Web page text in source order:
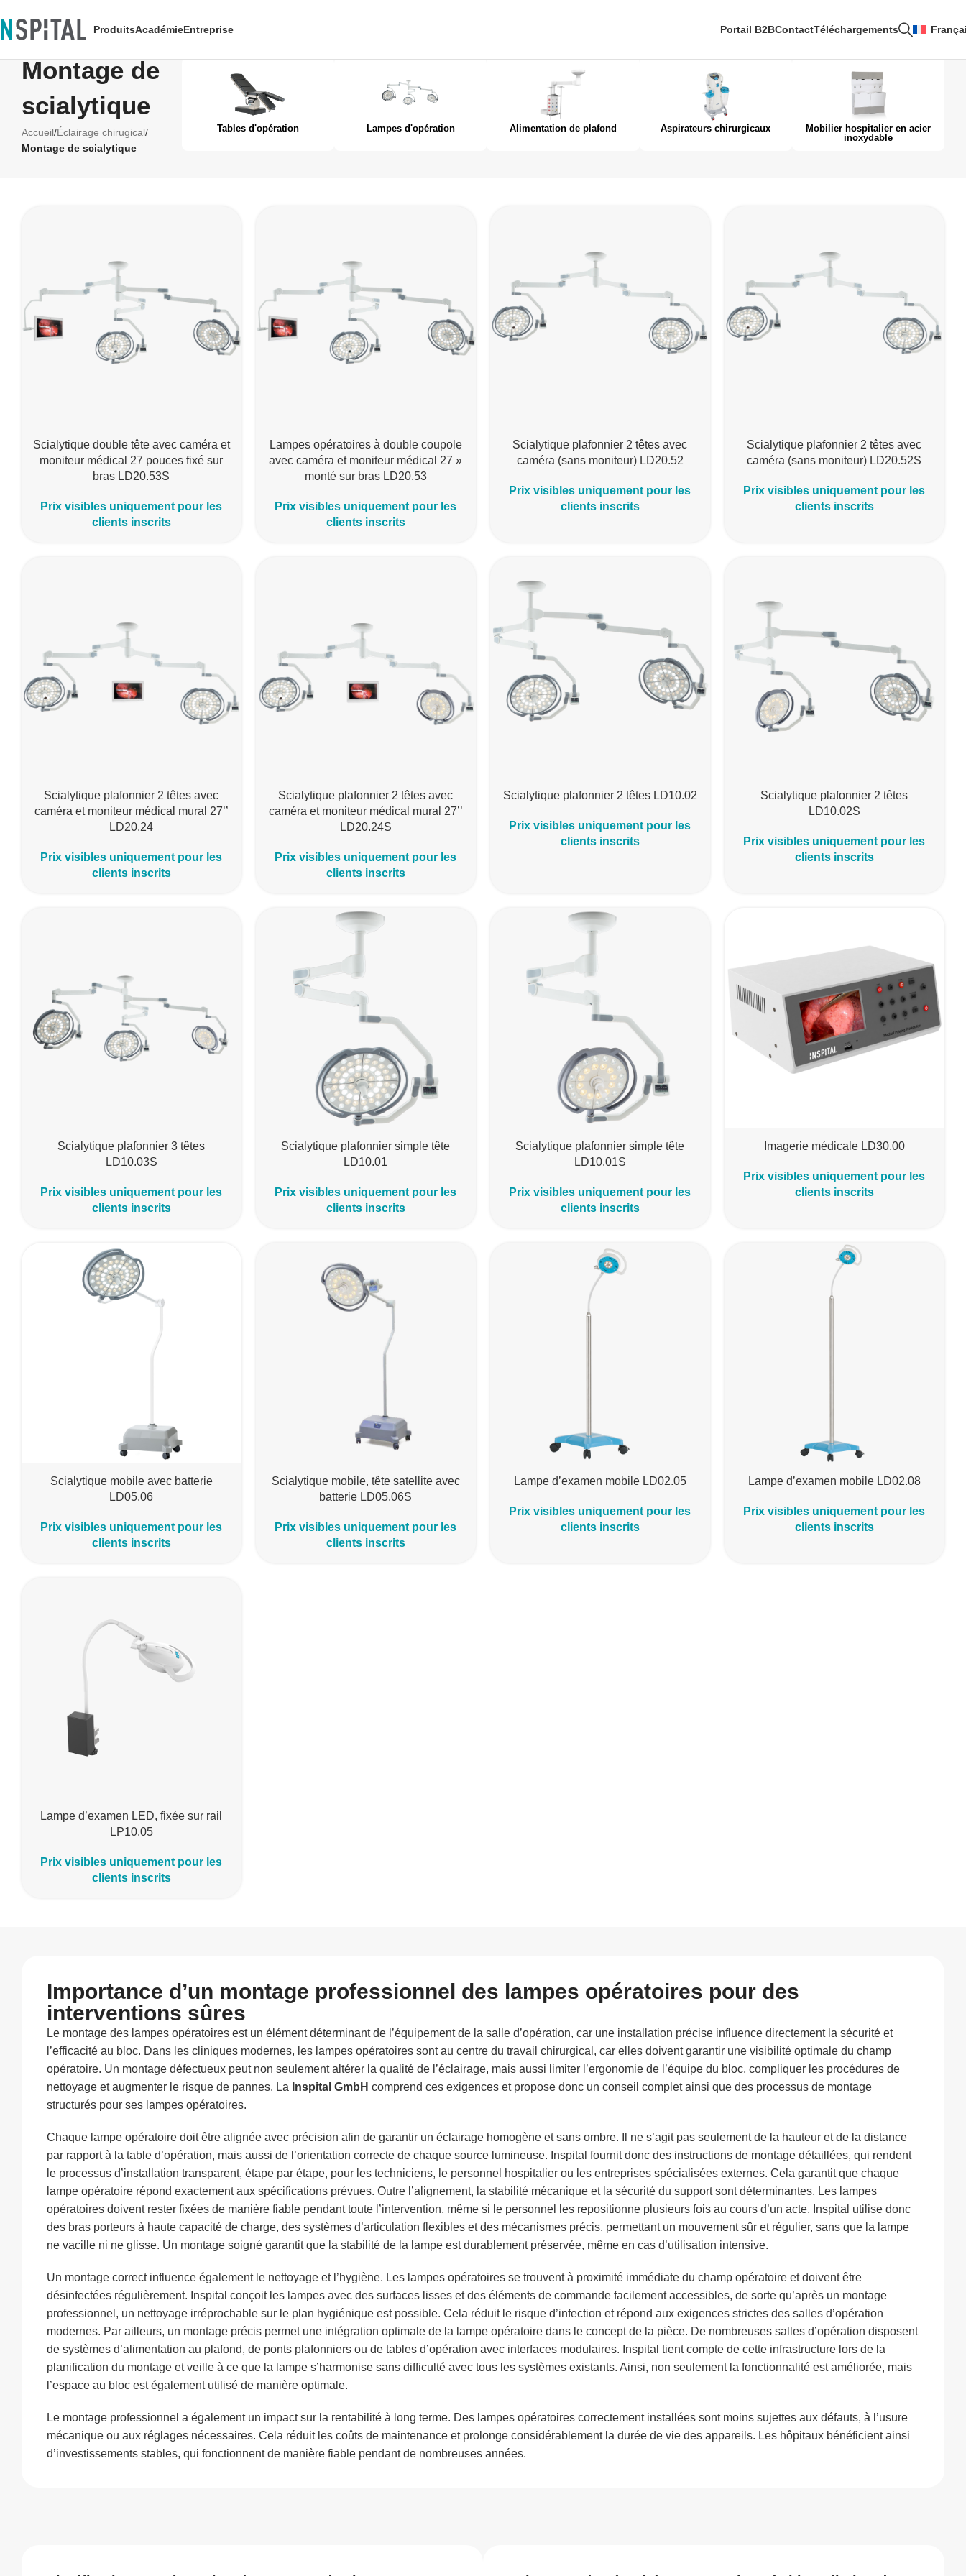
ProduitsAcadémieEntreprise Portail B2BContactTéléchargements
Montage de
scialytique
Accueil/Éclairage chirugical/
Montage de scialytique
Tables d'opération Lampes d'opération Alimentation de plafond Aspirateurs chirurgicaux
Mobilier hospitalier en acier
inoxydable
Scialytique double tête avec caméra et
moniteur médical 27 pouces fixé sur
bras LD20.53S
Prix visibles uniquement pour les
clients inscrits
Lampes opératoires à double coupole
avec caméra et moniteur médical 27 »
monté sur bras LD20.53
Prix visibles uniquement pour les
clients inscrits
Scialytique plafonnier 2 têtes avec
caméra (sans moniteur) LD20.52
Prix visibles uniquement pour les
clients inscrits
Scialytique plafonnier 2 têtes avec
caméra (sans moniteur) LD20.52S
Prix visibles uniquement pour les
clients inscrits
Scialytique plafonnier 2 têtes avec
caméra et moniteur médical mural 27’’
LD20.24
Prix visibles uniquement pour les
clients inscrits
Scialytique plafonnier 2 têtes avec
caméra et moniteur médical mural 27’’
LD20.24S
Prix visibles uniquement pour les
clients inscrits
Scialytique plafonnier 2 têtes LD10.02
Prix visibles uniquement pour les
clients inscrits
Scialytique plafonnier 2 têtes
LD10.02S
Prix visibles uniquement pour les
clients inscrits
Scialytique plafonnier 3 têtes
LD10.03S
Prix visibles uniquement pour les
clients inscrits
Scialytique plafonnier simple tête
LD10.01
Prix visibles uniquement pour les
clients inscrits
Scialytique plafonnier simple tête
LD10.01S
Prix visibles uniquement pour les
clients inscrits
Imagerie médicale LD30.00
Prix visibles uniquement pour les
clients inscrits
Scialytique mobile avec batterie
LD05.06
Prix visibles uniquement pour les
clients inscrits
Scialytique mobile, tête satellite avec
batterie LD05.06S
Prix visibles uniquement pour les
clients inscrits
Lampe d’examen mobile LD02.05
Prix visibles uniquement pour les
clients inscrits
Lampe d’examen mobile LD02.08
Prix visibles uniquement pour les
clients inscrits
Lampe d’examen LED, fixée sur rail
LP10.05
Prix visibles uniquement pour les
clients inscrits
Importance d’un montage professionnel des lampes opératoires pour des
interventions sûres
Le montage des lampes opératoires est un élément déterminant de l’équipement de la salle d’opération, car une installation précise influence directement la sécurité et
l’efficacité au bloc. Dans les cliniques modernes, les lampes opératoires sont au centre du travail chirurgical, car elles doivent garantir une visibilité optimale du champ
opératoire. Un montage défectueux peut non seulement altérer la qualité de l’éclairage, mais aussi limiter l’ergonomie de l’équipe du bloc, compliquer les procédures de
nettoyage et augmenter le risque de pannes. La Inspital GmbH comprend ces exigences et propose donc un conseil complet ainsi que des processus de montage
structurés pour ses lampes opératoires.
Chaque lampe opératoire doit être alignée avec précision afin de garantir un éclairage homogène et sans ombre. Il ne s’agit pas seulement de la hauteur et de la distance
par rapport à la table d’opération, mais aussi de l’orientation correcte de chaque source lumineuse. Inspital fournit donc des instructions de montage détaillées, qui rendent
le processus d’installation transparent, étape par étape, pour les techniciens, le personnel hospitalier ou les entreprises spécialisées externes. Cela garantit que chaque
lampe opératoire répond exactement aux spécifications prévues. Outre l’alignement, la stabilité mécanique et la sécurité du support sont déterminantes. Les lampes
opératoires doivent rester fixées de manière fiable pendant toute l’intervention, même si le personnel les repositionne plusieurs fois au cours d’un acte. Inspital utilise donc
des bras porteurs à haute capacité de charge, des systèmes d’articulation flexibles et des mécanismes précis, permettant un mouvement sûr et régulier, sans que la lampe
ne vacille ni ne glisse. Un montage soigné garantit que la stabilité de la lampe est durablement préservée, même en cas d’utilisation intensive.
Un montage correct influence également le nettoyage et l’hygiène. Les lampes opératoires se trouvent à proximité immédiate du champ opératoire et doivent être
désinfectées régulièrement. Inspital conçoit les lampes avec des surfaces lisses et des éléments de commande facilement accessibles, de sorte qu’après un montage
professionnel, un nettoyage irréprochable sur le plan hygiénique est possible. Cela réduit le risque d’infection et répond aux exigences strictes des salles d’opération
modernes. Par ailleurs, un montage précis permet une intégration optimale de la lampe opératoire dans le concept de la pièce. De nombreuses salles d’opération disposent
de systèmes d’alimentation au plafond, de ponts plafonniers ou de tables d’opération avec interfaces modulaires. Inspital tient compte de cette infrastructure lors de la
planification du montage et veille à ce que la lampe s’harmonise sans difficulté avec tous les systèmes existants. Ainsi, non seulement la fonctionnalité est améliorée, mais
l’espace au bloc est également utilisé de manière optimale.
Le montage professionnel a également un impact sur la rentabilité à long terme. Des lampes opératoires correctement installées sont moins sujettes aux défauts, à l’usure
mécanique ou aux réglages nécessaires. Cela réduit les coûts de maintenance et prolonge considérablement la durée de vie des appareils. Les hôpitaux bénéficient ainsi
d’investissements stables, qui fonctionnent de manière fiable pendant de nombreuses années.